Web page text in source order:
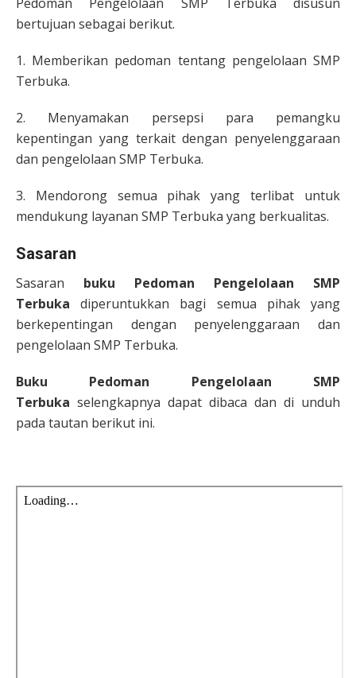
bertujuan sebagai berikut.
1. Memberikan pedoman tentang pengelolaan SMP
Terbuka.
2. Menyamakan persepsi para pemangku
kepentingan yang terkait dengan penyelenggaraan
dan pengelolaan SMP Terbuka.
3. Mendorong semua pihak yang terlibat untuk
mendukung layanan SMP Terbuka yang berkualitas.
Sasaran
Sasaran buku Pedoman Pengelolaan SMP
Terbuka diperuntukkan bagi semua pihak yang
berkepentingan dengan penyelenggaraan dan
pengelolaan SMP Terbuka.
Buku Pedoman Pengelolaan SMP
Terbuka selengkapnya dapat dibaca dan di unduh
pada tautan berikut ini.